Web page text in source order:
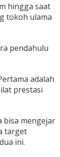
hingga saat
tokoh ulama
pendahulu
adalah
prestasi
bisa mengejar
target
ini.